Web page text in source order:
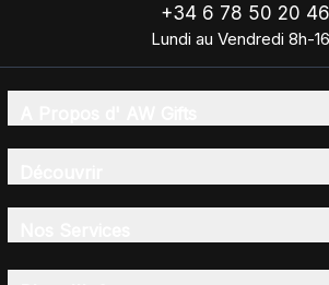
+34 6 78 50 20 46
Lundi au Vendredi 8h-